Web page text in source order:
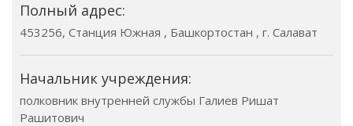
Полный адрес:
453256, Станция Южная , Башкортостан , г. Салават
Начальник учреждения:
полковник внутренней службы Галиев Ришат
Рашитович